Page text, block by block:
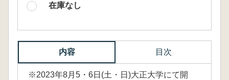
在庫なし
内容 目次
※2023年8月5・6日(土・日)大正大学にて開